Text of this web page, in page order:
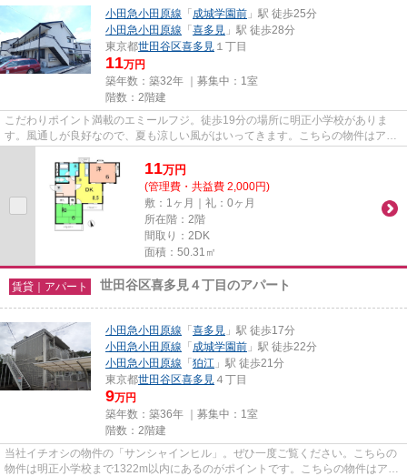
小田急小田原線 「成城学園前 」駅 徒歩25分
小田急小田原線 「喜多見 」駅 徒歩28分
東京都世田谷区喜多見 １丁目
11万円
築年数：築32年 ｜募集中： 1室
階数：2階建
こだわりポイント満載のエミールフジ。徒歩19分の場所に明正小学校がありま
す。風通しが良好なので、夏も涼しい風がはいってきます。こちらの物件はアパ
ートです。世田谷区エリアにあ...
11万円
(管理費・共益費 2,000円)
敷：1ヶ月｜礼：0ヶ月
所在階：2階
間取り：2DK
面積：50.31㎡
賃貸｜アパート 世田谷区喜多見４丁目のアパート
小田急小田原線 「喜多見 」駅 徒歩17分
小田急小田原線 「成城学園前 」駅 徒歩22分
小田急小田原線 「狛江 」駅 徒歩21分
東京都世田谷区喜多見 ４丁目
9万円
築年数：築36年 ｜募集中： 1室
階数：2階建
当社イチオシの物件の「サンシャインヒル」。ぜひ一度ご覧ください。こちらの
物件は明正小学校まで1322m以内にあるのがポイントです。こちらの物件はアパ